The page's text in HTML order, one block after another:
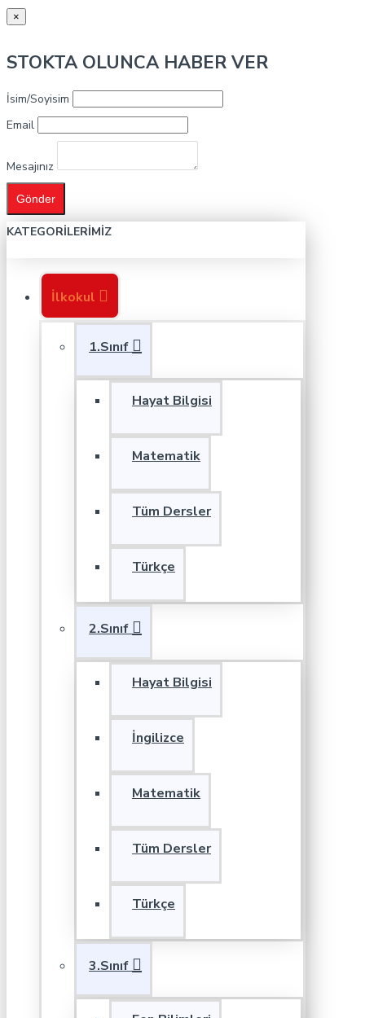
×
STOKTA OLUNCA HABER VER
İsim/Soyisim
Email
Mesajınız
Gönder
KATEGORILERIMIZ
İlkokul
1.Sınıf
Hayat Bilgisi
Matematik
Tüm Dersler
Türkçe
2.Sınıf
Hayat Bilgisi
İngilizce
Matematik
Tüm Dersler
Türkçe
3.Sınıf